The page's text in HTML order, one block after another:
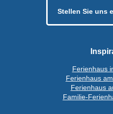
Stellen Sie uns
Ferienhaus
Ferienhaus
Ferienhaus
Familie-